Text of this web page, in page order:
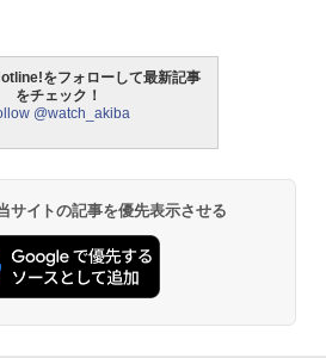
をフォローして最新記事
をチェック！
@watch_akiba
サイトの記事を優先表示させる